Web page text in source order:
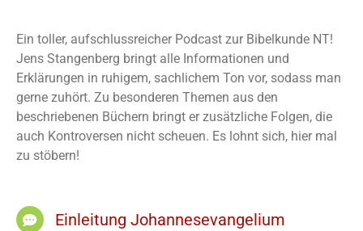
Ein toller, aufschlussreicher Podcast zur Bibelkunde NT!
Jens Stangenberg bringt alle Informationen und
Erklärungen in ruhigem, sachlichem Ton vor, sodass man
gerne zuhört. Zu besonderen Themen aus den
beschriebenen Büchern bringt er zusätzliche Folgen, die
auch Kontroversen nicht scheuen. Es lohnt sich, hier mal
zu stöbern!
Einleitung Johannesevangelium